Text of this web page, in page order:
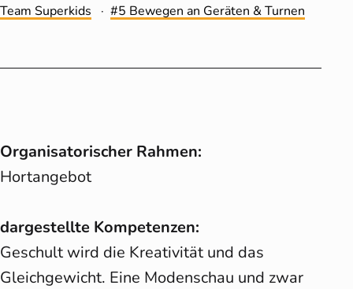
Kategorisiert
Team Superkids
Verschlagwortet
5 Bewegen an Geräten & Turnen
Organisatorischer Rahmen:
Hortangebot
dargestellte Kompetenzen:
Geschult wird die Kreativität und das
Gleichgewicht. Eine Modenschau und zwar